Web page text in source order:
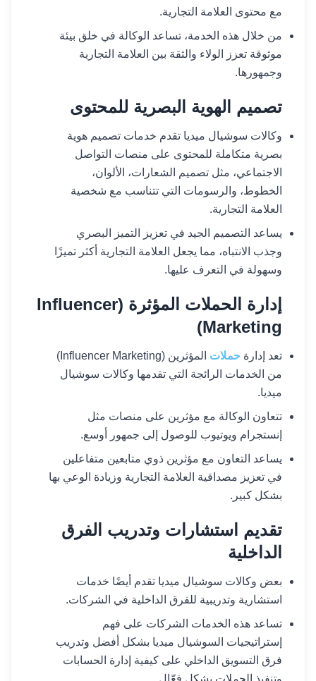
مع محتوى العلامة التجارية.
من خلال هذه الخدمة، تساعد الوكالة في خلق بيئة
موثوقة تعزز الولاء والثقة بين العلامة التجارية
وجمهورها.
تصميم الهوية البصرية للمحتوى
وكالات سوشيال ميديا تقدم خدمات تصميم هوية
بصرية متكاملة للمحتوى على منصات التواصل
الاجتماعي، مثل تصميم الشعارات، الألوان،
الخطوط، والرسومات التي تتناسب مع شخصية
العلامة التجارية.
يساعد التصميم الجيد في تعزيز التميز البصري
وجذب الانتباه، مما يجعل العلامة التجارية أكثر تميزًا
وسهولة في التعرف عليها.
إدارة الحملات المؤثرة (Influencer
Marketing)
تعد إدارة حملات
المؤثرين (Influencer Marketing)
من الخدمات الرائجة التي تقدمها وكالات سوشيال
ميديا.
تتعاون الوكالة مع مؤثرين على منصات مثل
إنستجرام ويوتيوب للوصول إلى جمهور أوسع.
يساعد التعاون مع مؤثرين ذوي متابعين متفاعلين
في تعزيز مصداقية العلامة التجارية وزيادة الوعي بها
بشكل كبير.
تقديم استشارات وتدريب الفرق
الداخلية
بعض وكالات سوشيال ميديا تقدم أيضًا خدمات
استشارية وتدريبية للفرق الداخلية في الشركات.
تساعد هذه الخدمات الشركات على فهم
إستراتيجيات السوشيال ميديا بشكل أفضل وتدريب
فرق التسويق الداخلي على كيفية إدارة الحسابات
وتنفيذ الحملات بشكل فعّال.